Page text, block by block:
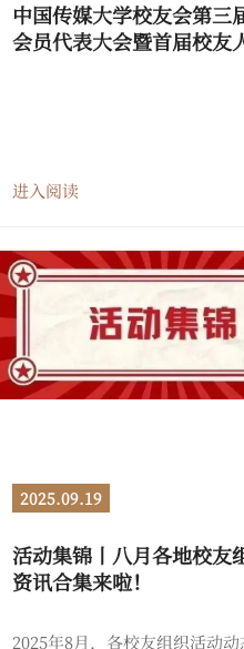
中国传媒大学校友会第三
会员代表大会暨首届校友
进入阅读
2025.09.19
活动集锦丨八月各地校友
资讯合集来啦！
2025年8月，各校友组织活动动